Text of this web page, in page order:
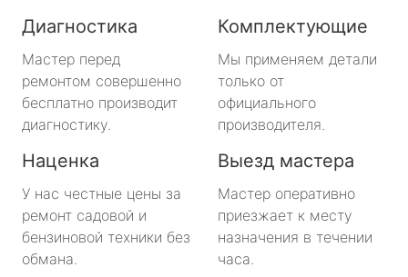
Диагностика
Мастер перед
ремонтом совершенно
бесплатно производит
диагностику.
Комплектующие
Мы применяем детали
только от
официального
производителя.
Наценка
У нас честные цены за
ремонт садовой и
бензиновой техники без
обмана.
Выезд мастера
Мастер оперативно
приезжает к месту
назначения в течении
часа.